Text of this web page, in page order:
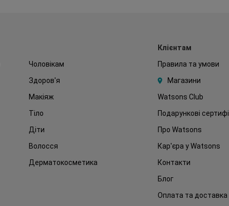
Чоловікам
Здоров'я
Макіяж
Тіло
Діти
Волосся
Дерматокосметика
Клієнтам
Правила та умови
Магазини
Watsons Club
Подарункові
Про Watsons
Кар'єра у Watsons
Контакти
Блог
Оплата та доставка